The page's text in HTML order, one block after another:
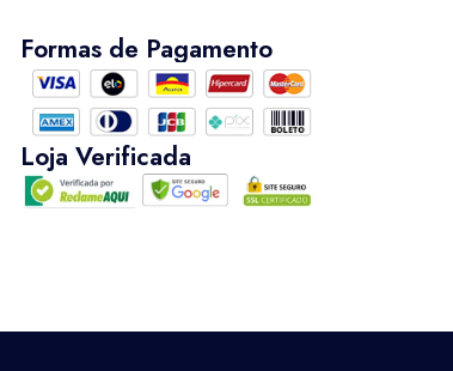
Formas de Pagamento
Loja Verificada